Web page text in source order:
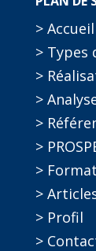
> Accueil
> Types
>
>
>
>
>
>
> Profil
>